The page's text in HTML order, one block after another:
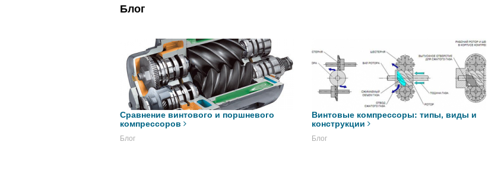
Блог
Сравнение винтового и поршневого
компрессоров
Блог
Винтовые компрессоры: типы, виды и
конструкции
Блог